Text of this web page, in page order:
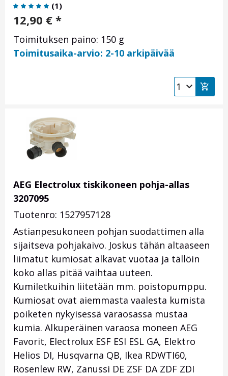
(1)
12,90 € *
Toimituksen paino: 150 g
Toimitusaika-arvio: 2-10 arkipäivää
AEG Electrolux tiskikoneen pohja-allas
3207095
Tuotenro: 1527957128
Astianpesukoneen pohjan suodattimen alla
sijaitseva pohjakaivo. Joskus tähän altaaseen
liimatut kumiosat alkavat vuotaa ja tällöin
koko allas pitää vaihtaa uuteen.
Kumiletkuihin liitetään mm. poistopumppu.
Kumiosat ovat aiemmasta vaalesta kumista
poiketen nykyisessä varaosassa mustaa
kumia. Alkuperäinen varaosa moneen AEG
Favorit, Electrolux ESF ESI ESL GA, Elektro
Helios DI, Husqvarna QB, Ikea RDWTI60,
Rosenlew RW, Zanussi DE ZSF DA ZDF ZDI